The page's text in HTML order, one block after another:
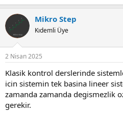
e
c
t
i
s
Mikro Step
Kıdemli Üye
2 Nisan 2025
Klasik kontrol derslerinde
icin sistemin tek basina lineer
zamanda zamanda degismezlik
gerekir.